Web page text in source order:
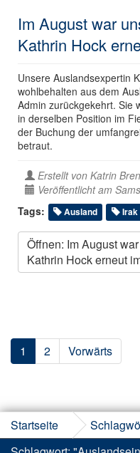
Im August war
Kathrin Hock
Unsere Auslandsexpertin
wohlbehalten aus dem
Admin zurückgekehrt. Sie
in derselben Position im
der Buchung der
betraut.
Erstellt von Katrin
Veröffentlicht am
Tags:
Ausland Irak
Öffnen: Im August
Kathrin Hock erneut
1 2 Vorwärts
Startseite